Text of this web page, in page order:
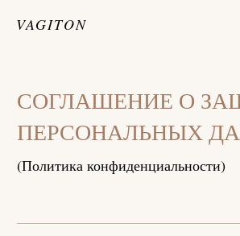
VAGITON
ПЕРСОНАЛЬНЫХ ДАННЫХ
составлено в соответствии со ст. 387